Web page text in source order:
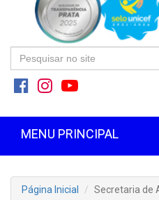
MENU PRINCIPAL
Página Inicial Secretaria de